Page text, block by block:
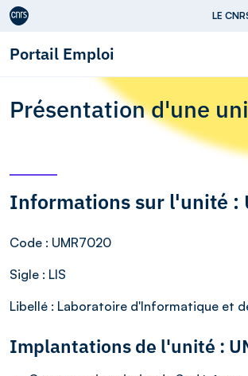
Aller au contenu LE
Portail Emploi
Présentation d'une
Informations sur l'unité :
Code : UMR7020
Sigle : LIS
Libellé : Laboratoire d'Informatique et
Implantations de l'unité :